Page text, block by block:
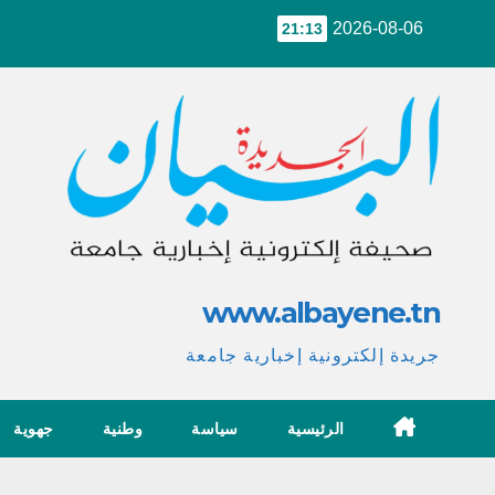
2026-08-06
21:13
www.albayene.tn
جريدة إلكترونية إخبارية جامعة
الرئيسية سياسة وطنية جهوية